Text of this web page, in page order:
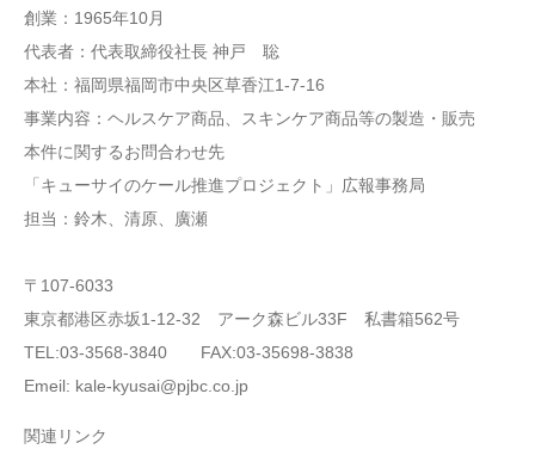
創業：1965年10月
代表者：代表取締役社長 神戸 聡
本社：福岡県福岡市中央区草香江1-7-16
事業内容：ヘルスケア商品、スキンケア商品等の製造・販売
本件に関するお問合わせ先
「キューサイのケール推進プロジェクト」広報事務局
担当：鈴木、清原、廣瀬
〒107-6033
東京都港区赤坂1-12-32 アーク森ビル33F 私書箱562号
TEL:03-3568-3840 FAX:03-35698-3838
Emeil: kale-kyusai@pjbc.co.jp
関連リンク